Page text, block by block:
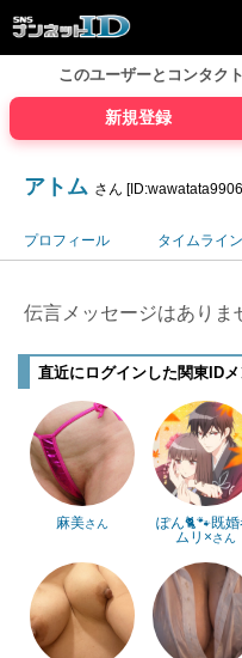
このユーザーとコンタク
新規登録
アトム さん
プロフィール タイムライン
伝言メッセージはありま
直近にログインした関東ID
麻美さん
ぽん🐈🐾既
ムリ×さん